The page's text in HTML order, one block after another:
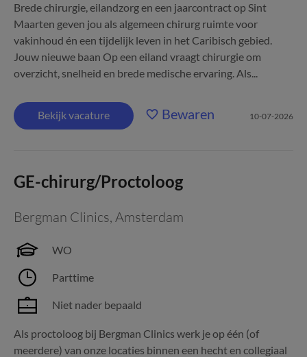
Brede chirurgie, eilandzorg en een jaarcontract op Sint
Maarten geven jou als algemeen chirurg ruimte voor
vakinhoud én een tijdelijk leven in het Caribisch gebied.
Jouw nieuwe baan Op een eiland vraagt chirurgie om
overzicht, snelheid en brede medische ervaring. Als...
Bekijk vacature Bewaren 10-07-2026
GE-chirurg/Proctoloog
Bergman Clinics, Amsterdam
WO
Parttime
Niet nader bepaald
Als proctoloog bij Bergman Clinics werk je op één (of
meerdere) van onze locaties binnen een hecht en collegiaal